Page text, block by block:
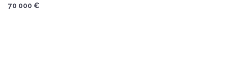
70 000 €